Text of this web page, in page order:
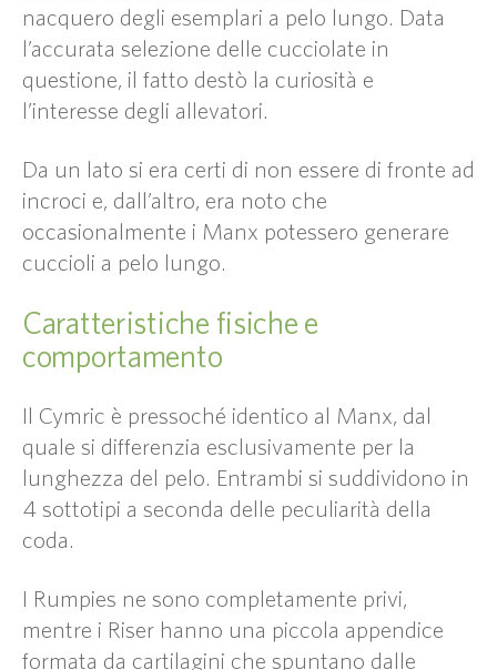
nacquero degli esemplari a pelo lungo. Data
l’accurata selezione delle cucciolate in
questione, il fatto destò la curiosità e
l’interesse degli allevatori.
Da un lato si era certi di non essere di fronte ad
incroci e, dall’altro, era noto che
occasionalmente i Manx potessero generare
cuccioli a pelo lungo.
Caratteristiche fisiche e
comportamento
Il Cymric è pressoché identico al Manx, dal
quale si differenzia esclusivamente per la
lunghezza del pelo. Entrambi si suddividono in
4 sottotipi a seconda delle peculiarità della
coda.
I Rumpies ne sono completamente privi,
mentre i Riser hanno una piccola appendice
formata da cartilagini che spuntano dalle